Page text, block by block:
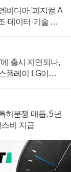
비디아 '피지컬 A
·데이터·기술 결
출시 지연되나,
플레이 LG이노
허분쟁 매듭, 5년
비 지급